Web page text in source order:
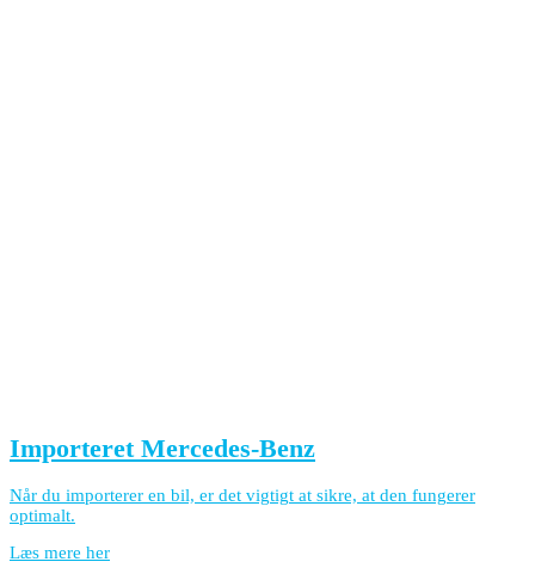
Importeret Mercedes-Benz
Når du importerer en bil, er det vigtigt at sikre, at den fungerer
optimalt.
Læs mere her